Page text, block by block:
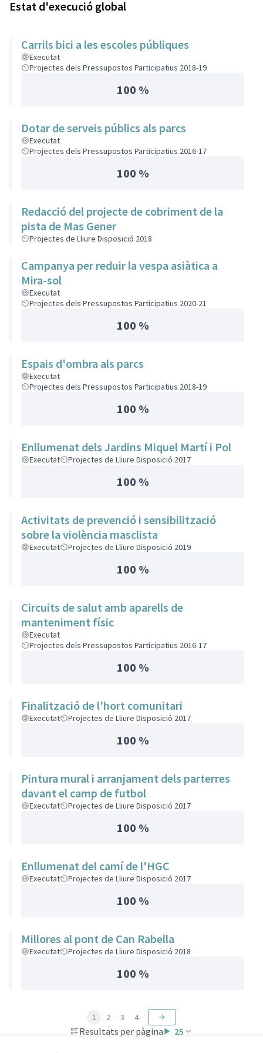
Estat d'execució global
Carrils bici a les escoles públiques
Executat
Projectes dels Pressupostos Participatius 2018-19
100 %
Dotar de serveis públics als parcs
Executat
Projectes dels Pressupostos Participatius 2016-17
100 %
Redacció del projecte de cobriment de la
pista de Mas Gener
Projectes de Lliure Disposició 2018
Campanya per reduir la vespa asiàtica a
Mira-sol
Executat
Projectes dels Pressupostos Participatius 2020-21
100 %
Espais d'ombra als parcs
Executat
Projectes dels Pressupostos Participatius 2018-19
100 %
Enllumenat dels Jardins Miquel Martí i Pol
Executat Projectes de Lliure Disposició 2017
100 %
Activitats de prevenció i sensibilització
sobre la violència masclista
Executat Projectes de Lliure Disposició 2019
100 %
Circuits de salut amb aparells de
manteniment físic
Executat
Projectes dels Pressupostos Participatius 2016-17
100 %
Finalització de l'hort comunitari
Executat Projectes de Lliure Disposició 2017
100 %
Pintura mural i arranjament dels parterres
davant el camp de futbol
Executat Projectes de Lliure Disposició 2017
100 %
Enllumenat del camí de l'HGC
Executat Projectes de Lliure Disposició 2017
100 %
Millores al pont de Can Rabella
Executat Projectes de Lliure Disposició 2018
100 %
Resultats per pàgina: 25
1 2 3 4